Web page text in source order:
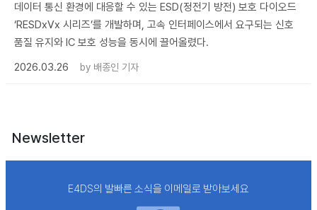
데이터 통신 환경에 대응할 수 있는 ESD(정전기 방전) 보호 다이오드
‘RESDxVx 시리즈’를 개발하며, 고속 인터페이스에서 요구되는 신호
품질 유지와 IC 보호 성능을 동시에 끌어올렸다.
2026.03.26
by 배종인 기자
Newsletter
E4DS의 발빠른 소식을 이메일로 받아보세요